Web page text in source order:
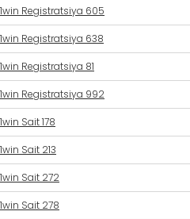
1win Registratsiya 605
1win Registratsiya 638
1win Registratsiya 81
1win Registratsiya 992
1win Sait 178
1win Sait 213
1win Sait 272
1win Sait 278